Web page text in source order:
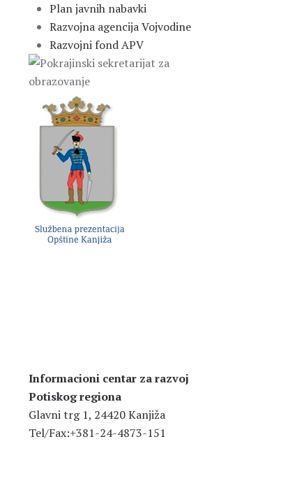
Plan javnih nabavki
Razvojna agencija Vojvodine
Razvojni fond APV
Informacioni centar za razvoj
Potiskog regiona
Glavni trg 1, 24420 Kanjiža
Tel/Fax:+381-24-4873-151